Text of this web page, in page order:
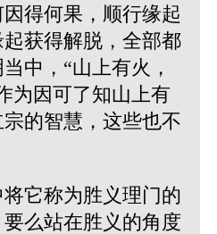
得何果，顺行缘起
获得解脱，全部都
中，“山上有火，
为因可了知山上有
的智慧，这些也不
将它称为胜义理门的
么站在胜义的角度